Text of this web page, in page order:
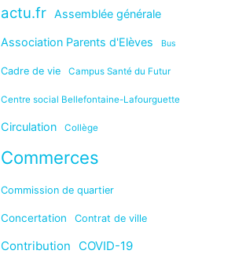
actu.fr Assemblée générale
Association Parents d'Elèves Bus
Cadre de vie Campus Santé du Futur
Centre social Bellefontaine-Lafourguette
Circulation Collège
Commerces
Commission de quartier
Concertation Contrat de ville
Contribution COVID-19